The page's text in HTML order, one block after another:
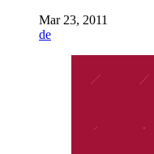
Mar 23, 2011
de